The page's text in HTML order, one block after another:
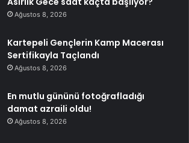
Ağustos 8, 2026
Kartepeli Gençlerin Kamp Macerası
Sertifikayla Taçlandı
Ağustos 8, 2026
En mutlu gününü fotoğrafladığı
damat azraili oldu!
Ağustos 8, 2026